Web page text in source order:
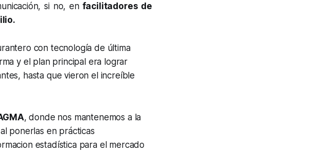
si no, enfacilitadores de
con tecnología de última
y el plan principal era lograr
hasta que vieron el increíble
, donde nos mantenemos a la
ponerlas en prácticas
estadística para el mercado